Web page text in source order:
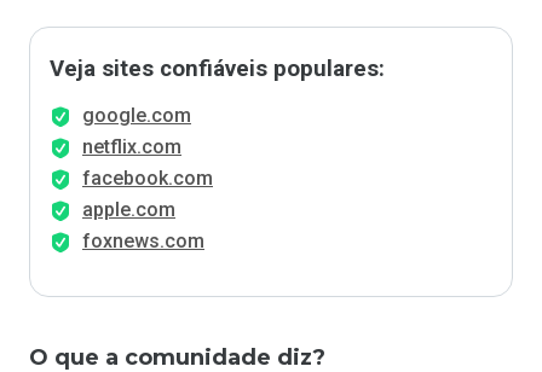
Veja sites confiáveis populares:
google.com
netflix.com
facebook.com
apple.com
foxnews.com
O que a comunidade diz?